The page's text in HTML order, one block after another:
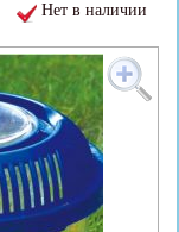
Нет в наличии